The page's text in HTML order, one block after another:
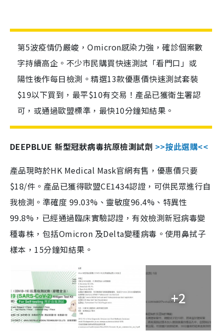
第5波疫情仍嚴峻，Omicron感染力強，確診個案數
字持續高企。不少市民購買快速測試「看門口」或
陽性後作每日檢測。精選13款優惠價快速測試套裝
$19以下買到，最平$10有交易！產品已獲衛生署認
可，或通過歐盟標準，最快10分鐘知結果。
DEEPBLUE 新型冠狀病毒抗原檢測試劑 >>按此選購<<
產品現時於HK Medical Mask官網有售，優惠價只要
$18/件。產品已獲得歐盟CE1434認證，可供民眾進行自
我檢測。準確度 99.03%、靈敏度96.4%、特異性
99.8%，已經通過臨床實驗認證，有效檢測新冠病毒變
種毒株，包括Omicron 及Delta變種病毒。使用鼻拭子
樣本，15分鐘知結果。
+2